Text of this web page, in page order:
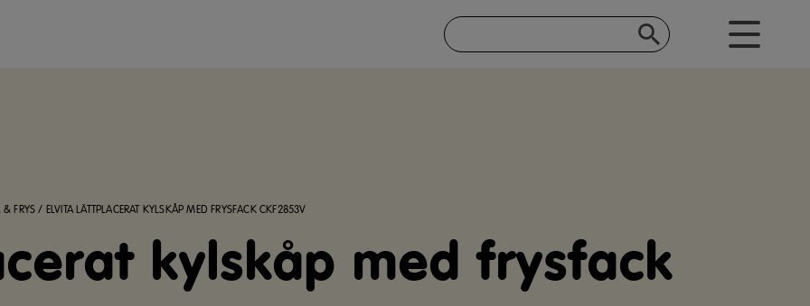
FRYS / ELVITA LÄTTPLACERAT KYLSKÅP MED FRYSFACK CKF2853V
kylskåp med frysfack